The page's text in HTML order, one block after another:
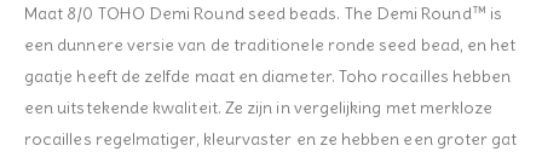
Maat 8/0 TOHO Demi Round seed beads. The Demi Round™ is
een dunnere versie van de traditionele ronde seed bead, en het
gaatje heeft de zelfde maat en diameter. Toho rocailles hebben
een uitstekende kwaliteit. Ze zijn in vergelijking met merkloze
rocailles regelmatiger, kleurvaster en ze hebben een groter gat